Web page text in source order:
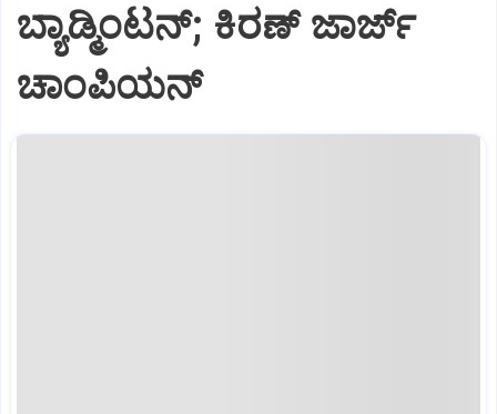
ಬ್ಯಾಡ್ಮಿಂಟನ್‌; ಕಿರಣ್‌ ಜಾರ್ಜ್‌
ಚಾಂಪಿಯನ್‌